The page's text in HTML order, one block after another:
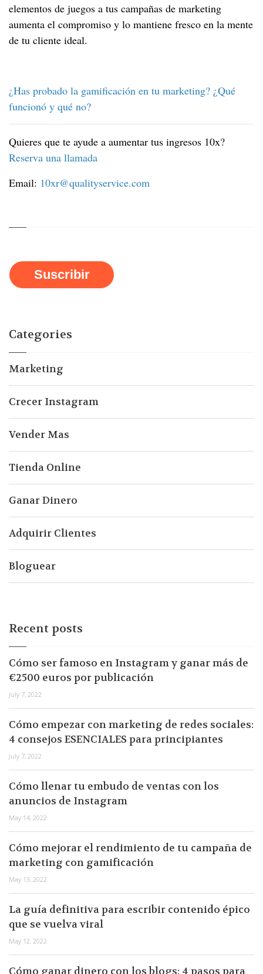
elementos de juegos a tus campañas de marketing
aumenta el compromiso y lo mantiene fresco en la mente
de tu cliente ideal.
¿Has probado la gamificación en tu marketing? ¿Qué
funcionó y qué no?
Quieres que te ayude a aumentar tus ingresos 10x?
Reserva una llamada
Email: 10xr@qualityservice.com
Suscribir
Categories
Marketing
Crecer Instagram
Vender Mas
Tienda Online
Ganar Dinero
Adquirir Clientes
Bloguear
Recent posts
Cómo ser famoso en Instagram y ganar más de
€2500 euros por publicación
July 7, 2022
Cómo empezar con marketing de redes sociales:
4 consejos ESENCIALES para principiantes
July 7, 2022
Cómo llenar tu embudo de ventas con los
anuncios de Instagram
May 14, 2022
Cómo mejorar el rendimiento de tu campaña de
marketing con gamificación
May 13, 2022
La guía definitiva para escribir contenido épico
que se vuelva viral
May 12, 2022
Cómo ganar dinero con los blogs: 4 pasos para